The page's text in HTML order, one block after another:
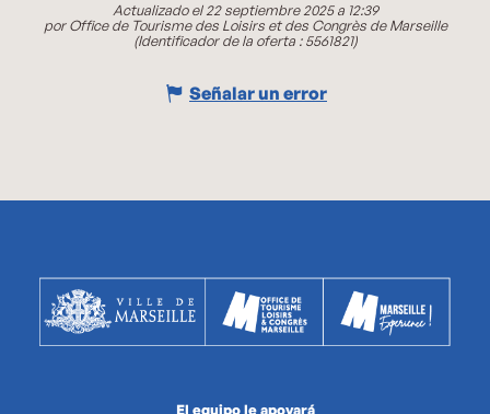
Actualizado el 22 septiembre 2025 a 12:39
por Office de Tourisme des Loisirs et des Congrès de Marseille
(Identificador de la oferta :5561821)
Señalar un error
El equipo le apoyará